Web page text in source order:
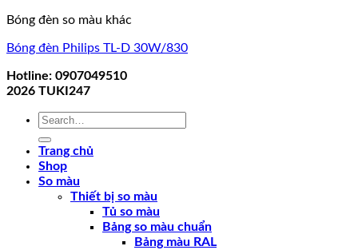
Bóng đèn so màu khác
Bóng đèn Philips TL-D 30W/830
Hotline: 0907049510
2026 TUKI247
Search
Trang chủ
Shop
So màu
Thiết bị so màu
Tủ so màu
Bảng so màu chuẩn
Bảng màu RAL